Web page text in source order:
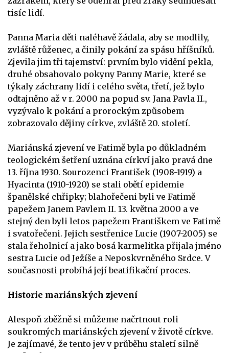
tisíc lidí.
Panna Maria děti naléhavě žádala, aby se modlily,
zvláště růženec, a činily pokání za spásu hříšníků.
Zjevila jim tři tajemství: prvním bylo vidění pekla,
druhé obsahovalo pokyny Panny Marie, které se
týkaly záchrany lidí i celého světa, třetí, jež bylo
odtajněno až v r. 2000 na popud sv. Jana Pavla II.,
vyzývalo k pokání a prorockým způsobem
zobrazovalo dějiny církve, zvláště 20. století.
Mariánská zjevení ve Fatimě byla po důkladném
teologickém šetření uznána církví jako pravá dne
13. října 1930. Sourozenci František (1908-1919) a
Hyacinta (1910-1920) se stali obětí epidemie
španělské chřipky; blahořečeni byli ve Fatimě
papežem Janem Pavlem II. 13. května 2000 a ve
stejný den byli letos papežem Františkem ve Fatimě
i svatořečeni. Jejich sestřenice Lucie (1907-2005) se
stala řeholnicí a jako bosá karmelitka přijala jméno
sestra Lucie od Ježíše a Neposkvrněného Srdce. V
současnosti probíhá její beatifikační proces.
Historie mariánských zjevení
Alespoň zběžně si můžeme načrtnout roli
soukromých mariánských zjevení v životě církve.
Je zajímavé, že tento jev v průběhu staletí silně